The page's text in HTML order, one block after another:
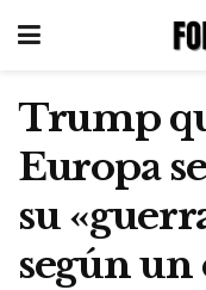
Trump
Europa
su
según un